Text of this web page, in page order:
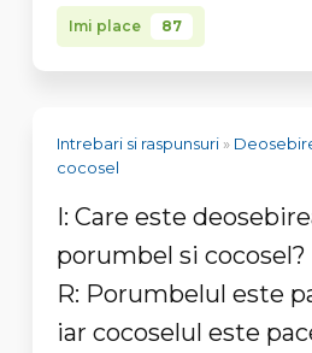
Imi place 87
Intrebari si raspunsuri»
cocosel
I: Care este
porumbel si cocosel?
R: Porumbelul este
iar cocoselul este